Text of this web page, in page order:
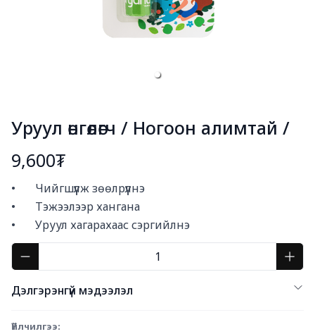
Уруул өнгөлөгч / Ногоон алимтай /
9,600₮
•       Чийгшүүлж зөөлрүүлнэ
•       Тэжээлээр хангана
•       Уруул хагарахаас сэргийлнэ
Дэлгэрэнгүй мэдээлэл
Үйлчилгээ: